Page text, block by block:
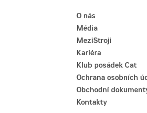
O nás
Média
MeziStroji
Kariéra
Klub posádek Cat
Ochrana osobních
Obchodní
Kontakty